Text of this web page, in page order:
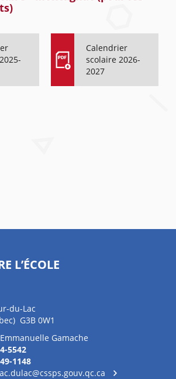
Calendrier
scolaire 2026-
2027
L’ÉCOLE
du-Lac
G3B 0W1
Gamache
5542
1148